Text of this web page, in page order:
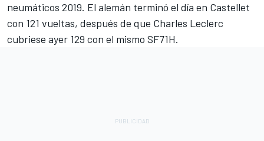
neumáticos 2019. El alemán terminó el día en Castellet
con 121 vueltas, después de que Charles Leclerc
cubriese ayer 129 con el mismo SF71H.